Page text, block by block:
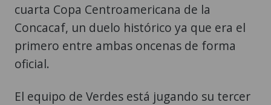
cuarta Copa Centroamericana de la
Concacaf, un duelo histórico ya que era el
primero entre ambas oncenas de forma
oficial.
El equipo de Verdes está jugando su tercer